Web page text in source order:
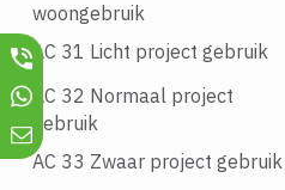
woongebruik
AC 31 Licht project gebruik
AC 32 Normaal project
gebruik
AC 33 Zwaar project gebruik